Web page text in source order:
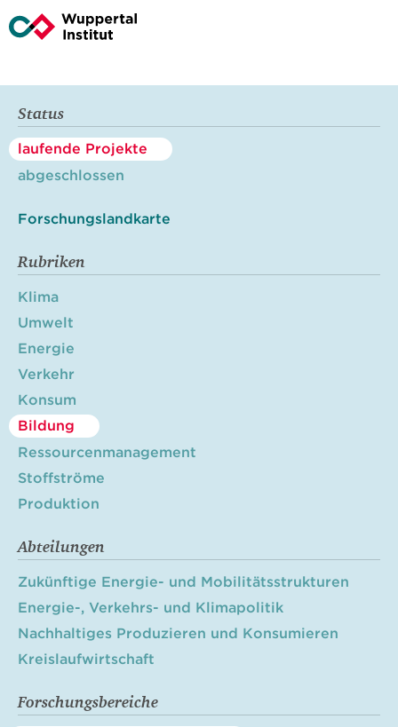
Status
laufende Projekte
abgeschlossen
Forschungslandkarte
Rubriken
Klima
Umwelt
Energie
Verkehr
Konsum
Bildung
Ressourcenmanagement
Stoffströme
Produktion
Abteilungen
Zukünftige Energie- und Mobilitätsstrukturen
Energie-, Verkehrs- und Klimapolitik
Nachhaltiges Produzieren und Konsumieren
Kreislaufwirtschaft
Forschungsbereiche